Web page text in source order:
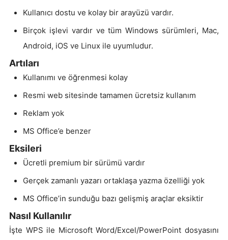
Kullanıcı dostu ve kolay bir arayüzü vardır.
Birçok işlevi vardır ve tüm Windows sürümleri, Mac,
Android, iOS ve Linux ile uyumludur.
Artıları
Kullanımı ve öğrenmesi kolay
Resmi web sitesinde tamamen ücretsiz kullanım
Reklam yok
MS Office’e benzer
Eksileri
Ücretli premium bir sürümü vardır
Gerçek zamanlı yazarı ortaklaşa yazma özelliği yok
MS Office’in sunduğu bazı gelişmiş araçlar eksiktir
Nasıl Kullanılır
İşte WPS ile Microsoft Word/Excel/PowerPoint dosyasını